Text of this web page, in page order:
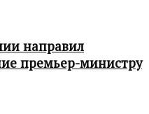
направил
премьер-министру